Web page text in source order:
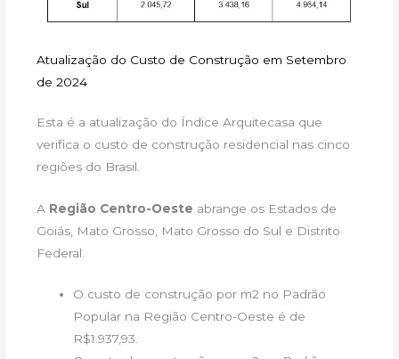
Atualização do Custo de Construção em Setembro
de 2024
Esta é a atualização do Índice Arquitecasa que
verifica o custo de construção residencial nas cinco
regiões do Brasil.
A Região Centro-Oeste abrange os Estados de
Goiás, Mato Grosso, Mato Grosso do Sul e Distrito
Federal.
O custo de construção por m2 no Padrão
Popular na Região Centro-Oeste é de
R$1.937,93.